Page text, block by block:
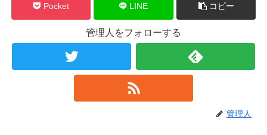
Pocket LINE コピー
管理人をフォローする
管理人